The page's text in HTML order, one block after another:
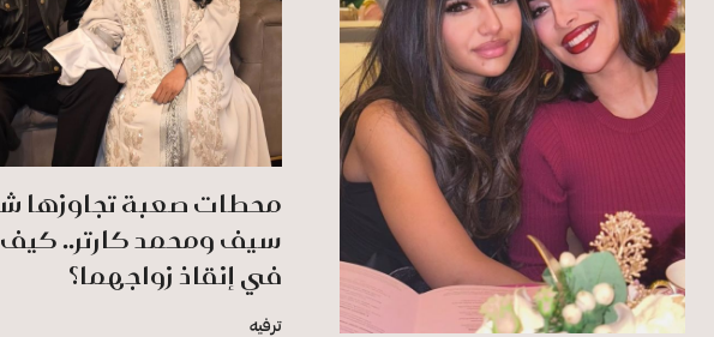
محطات صعبة تجاوزها
سيف ومحمد كارتر.. كيف
في إنقاذ زواجهما؟
ترفيه